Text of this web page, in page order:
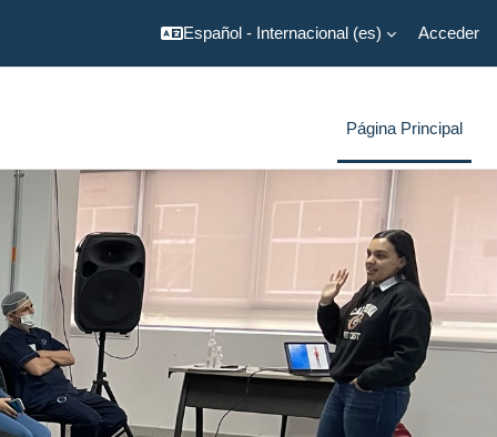
Español - Internacional ‎(es)‎ Acceder
Página Principal